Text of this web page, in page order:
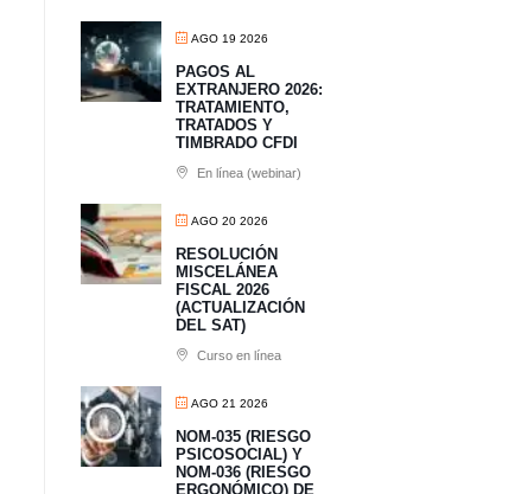
AGO 19 2026
PAGOS AL
EXTRANJERO 2026:
TRATAMIENTO,
TRATADOS Y
TIMBRADO CFDI
En línea (webinar)
AGO 20 2026
RESOLUCIÓN
MISCELÁNEA
FISCAL 2026
(ACTUALIZACIÓN
DEL SAT)
Curso en línea
AGO 21 2026
NOM-035 (RIESGO
PSICOSOCIAL) Y
NOM-036 (RIESGO
ERGONÓMICO) DE